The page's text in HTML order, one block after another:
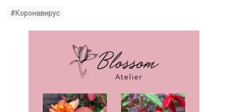
#Коронавирус